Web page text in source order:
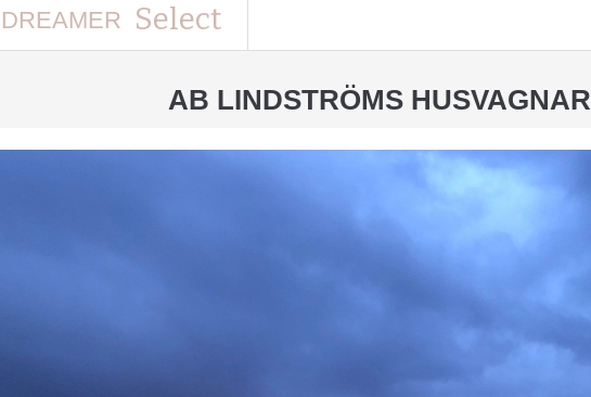
DREAMER Select
AB LINDSTRÖMS HUSVAGNAR